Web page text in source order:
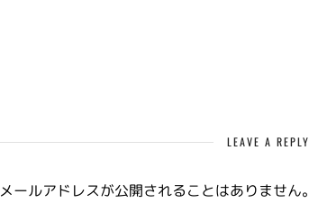
LEAVE A REPLY
メールアドレスが公開されることはありません。